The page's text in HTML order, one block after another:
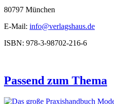
80797 München
E-Mail: info@verlagshaus.de
ISBN: 978-3-98702-216-6
Passend zum Thema